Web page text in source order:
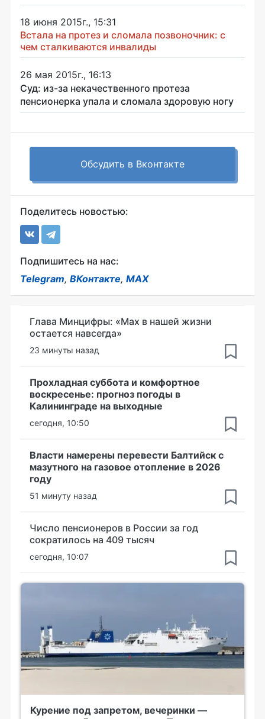
18 июня 2015г., 15:31
Встала на протез и сломала позвоночник: с
чем сталкиваются инвалиды
26 мая 2015г., 16:13
Суд: из-за некачественного протеза
пенсионерка упала и сломала здоровую ногу
Обсудить в Вконтакте
Поделитесь новостью:
Подпишитесь на нас:
Telegram, ВКонтакте, MAX
Глава Минцифры: «Мах в нашей жизни
остается навсегда»
23 минуты назад
Прохладная суббота и комфортное
воскресенье: прогноз погоды в
Калининграде на выходные
сегодня, 10:50
Власти намерены перевести Балтийск с
мазутного на газовое отопление в 2026
году
51 минуту назад
Число пенсионеров в России за год
сократилось на 409 тысяч
сегодня, 10:07
Курение под запретом, вечеринки —